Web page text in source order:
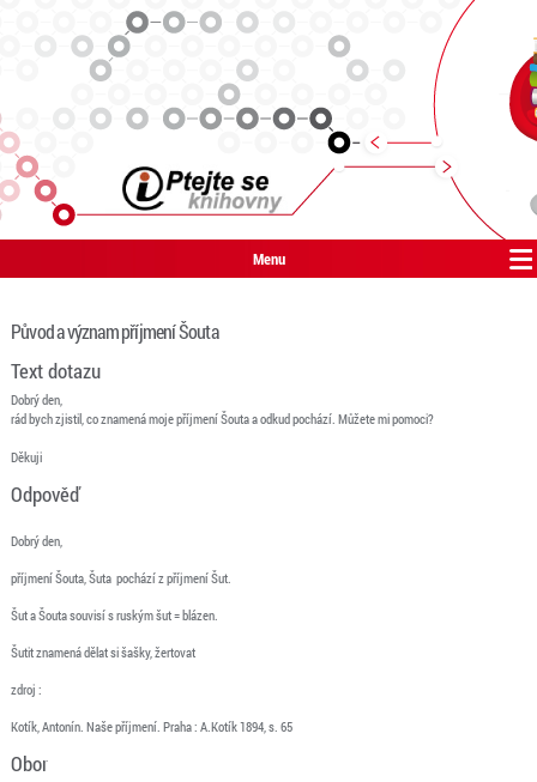
Menu
Původ a význam příjmení Šouta
Text dotazu
Dobrý den,
rád bych zjistil, co znamená moje příjmení Šouta a odkud pochází. Můžete mi pomoci?
Děkuji
Odpověď
Dobrý den,
příjmení Šouta, Šuta pochází z příjmení Šut.
Šut a Šouta souvisí s ruským šut = blázen.
Šutit znamená dělat si šašky, žertovat
zdroj :
Kotík, Antonín. Naše příjmení. Praha : A.Kotík 1894, s. 65
Obor